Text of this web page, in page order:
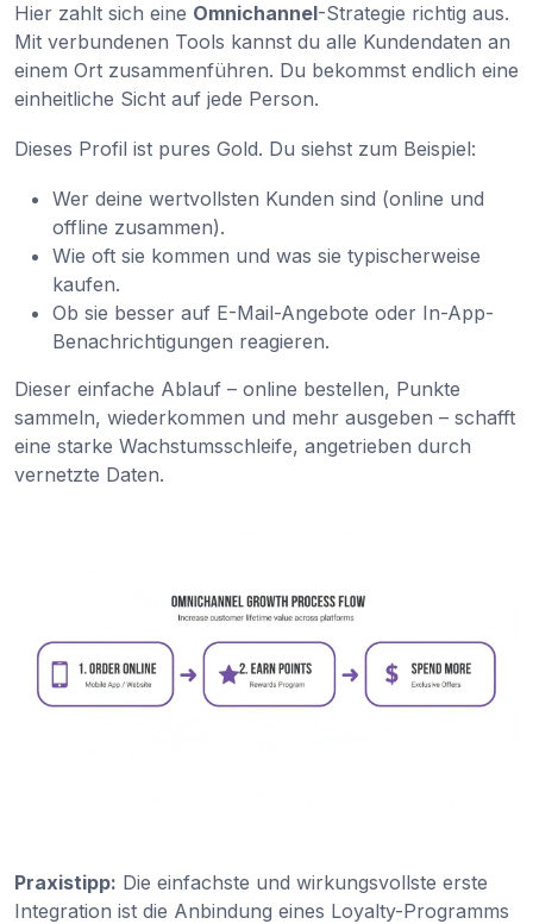
Hier zahlt sich eine Omnichannel-Strategie richtig aus.
Mit verbundenen Tools kannst du alle Kundendaten an
einem Ort zusammenführen. Du bekommst endlich eine
einheitliche Sicht auf jede Person.
Dieses Profil ist pures Gold. Du siehst zum Beispiel:
Wer deine wertvollsten Kunden sind (online und
offline zusammen).
Wie oft sie kommen und was sie typischerweise
kaufen.
Ob sie besser auf E-Mail-Angebote oder In-App-
Benachrichtigungen reagieren.
Dieser einfache Ablauf – online bestellen, Punkte
sammeln, wiederkommen und mehr ausgeben – schafft
eine starke Wachstumsschleife, angetrieben durch
vernetzte Daten.
Praxistipp: Die einfachste und wirkungsvollste erste
Integration ist die Anbindung eines Loyalty-Programms